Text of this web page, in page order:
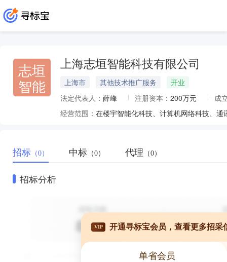
志垣
智能
上海志垣智能科技有限公司
上海市 其他技术推广服务
开业
法定代表人： 薛峰 注册资本： 200万元
成
经营范围：
招标 （0） 中标 （0） 代理 （0）
招标分析
VIP 开通寻标宝会员，查看更多招采
单省会员